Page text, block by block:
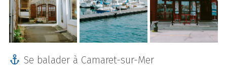
Se balader à Camaret-sur-Mer